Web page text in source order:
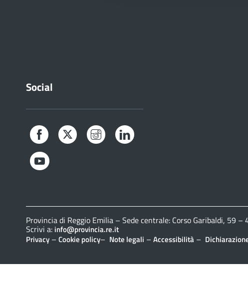
Social
Facebook Twitter Instagram
Provincia di Reggio Emilia – Sede centrale: Corso Garibaldi, 59
Scrivi a: info@provincia.re.it
Privacy – Cookie policy– Note legali – Accessibilità –